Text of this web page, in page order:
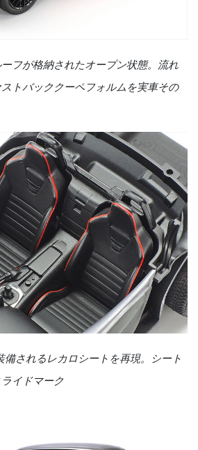
フが格納されたオープン状態。流れ
トバッククーペフォルムを実車その
されるレカロシートを再現。シート
イドマーク